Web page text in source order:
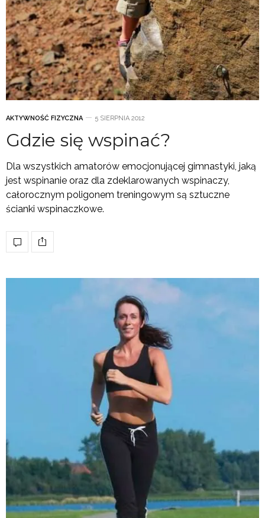
AKTYWNOŚĆ FIZYCZNA 5 SIERPNIA 2012
Gdzie się wspinać?
Dla wszystkich amatorów emocjonującej gimnastyki, jaką
jest wspinanie oraz dla zdeklarowanych wspinaczy,
całorocznym poligonem treningowym są sztuczne
ścianki wspinaczkowe.